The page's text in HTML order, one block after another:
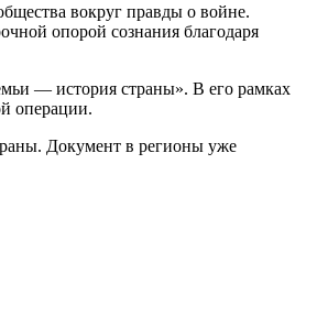
вокруг правды о войне.
опорой сознания благодаря
— история страны». В его рамках
операции.
Документ в регионы уже